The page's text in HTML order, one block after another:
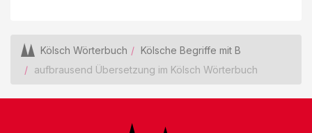
Kölsch Wörterbuch
Kölsche Begriffe mit B
aufbrausend Übersetzung im Kölsch Wörterbuch